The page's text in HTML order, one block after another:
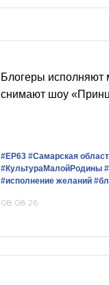
Блогеры исполняют
снимают шоу
#ЕР63 #Самарская
#КультураМалойРодины
#исполнение желаний
08.08.26